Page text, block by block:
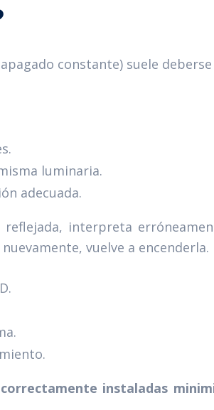
constante) suele deberse
luminaria.
adecuada.
interpreta
vuelve a encenderla.
instaladas